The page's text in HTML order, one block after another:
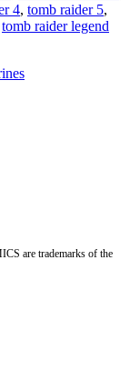
4, tomb raider 5,
tomb raider legend
are trademarks of the